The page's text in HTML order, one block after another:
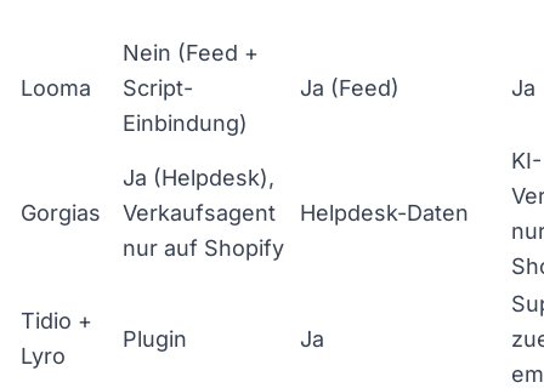
Looma
Nein (Feed +
Script-
Einbindung)
Ja (Feed) Ja
Gorgias
Ja (Helpdesk),
Verkaufsagent
nur auf Shopify
Helpdesk-Daten
KI-
Tidio +
Lyro
Plugin Ja